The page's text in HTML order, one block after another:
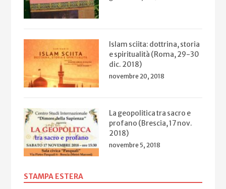
Islam sciita: dottrina, storia
e spiritualità (Roma, 29-30
dic. 2018)
novembre 20, 2018
La geopolitica tra sacro e
profano (Brescia, 17 nov.
2018)
novembre 5, 2018
STAMPA ESTERA